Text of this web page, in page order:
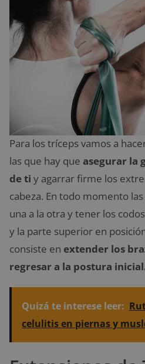
Para los tríceps vamos a
las que hay que asegurar la
de ti y agarrar firme los
cabeza. En todo momento
una a la otra y tener los
y la parte superior en
consiste en extender los
regresar a la postura
Quizá te interese leer:
celulitis en piernas y